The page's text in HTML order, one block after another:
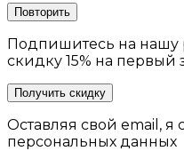
Повторить
Подпишитесь на нашу
скидку 15% на первый
Получить скидку
Оставляя свой email, я
персональных данных